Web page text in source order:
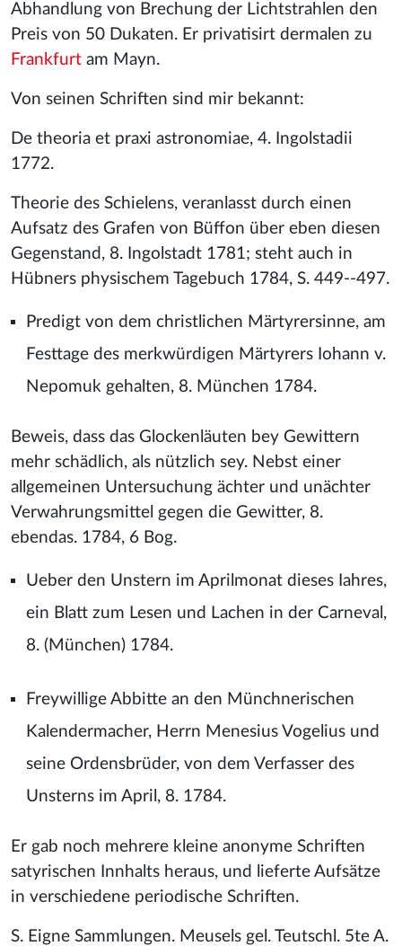
Abhandlung von Brechung der Lichtstrahlen den
Preis von 50 Dukaten. Er privatisirt dermalen zu
Frankfurt am Mayn.
Von seinen Schriften sind mir bekannt:
De theoria et praxi astronomiae, 4. Ingolstadii
1772.
Theorie des Schielens, veranlasst durch einen
Aufsatz des Grafen von Büffon über eben diesen
Gegenstand, 8. Ingolstadt 1781; steht auch in
Hübners physischem Tagebuch 1784, S. 449--497.
Predigt von dem christlichen Märtyrersinne, am
Festtage des merkwürdigen Märtyrers Iohann v.
Nepomuk gehalten, 8. München 1784.
Beweis, dass das Glockenläuten bey Gewittern
mehr schädlich, als nützlich sey. Nebst einer
allgemeinen Untersuchung ächter und unächter
Verwahrungsmittel gegen die Gewitter, 8.
ebendas. 1784, 6 Bog.
Ueber den Unstern im Aprilmonat dieses Iahres,
ein Blatt zum Lesen und Lachen in der Carneval,
8. (München) 1784.
Freywillige Abbitte an den Münchnerischen
Kalendermacher, Herrn Menesius Vogelius und
seine Ordensbrüder, von dem Verfasser des
Unsterns im April, 8. 1784.
Er gab noch mehrere kleine anonyme Schriften
satyrischen Innhalts heraus, und lieferte Aufsätze
in verschiedene periodische Schriften.
S. Eigne Sammlungen. Meusels gel. Teutschl. 5te A.